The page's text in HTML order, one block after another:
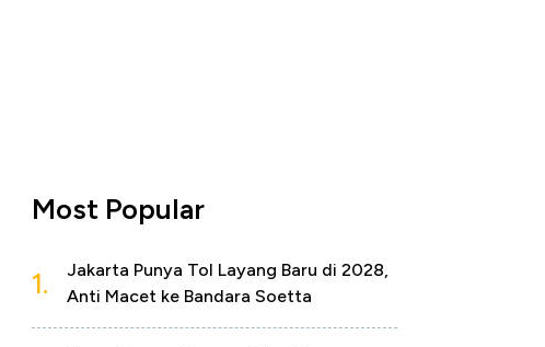
Most Popular
1.
Jakarta Punya Tol Layang Baru di 2028,
Anti Macet ke Bandara Soetta